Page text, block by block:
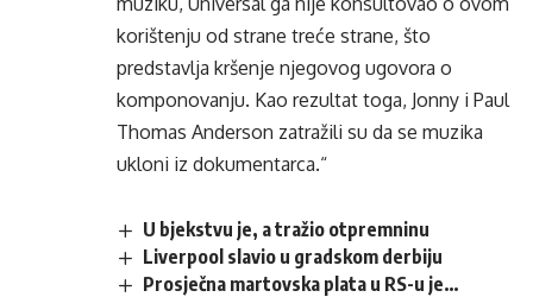
korištenju od strane treće strane, što
predstavlja kršenje njegovog ugovora o
komponovanju. Kao rezultat toga, Jonny i Paul
Thomas Anderson zatražili su da se muzika
ukloni iz dokumentarca.“
U bjekstvu je, a tražio otpremninu
Liverpool slavio u gradskom derbiju
Prosječna martovska plata u RS-u je…